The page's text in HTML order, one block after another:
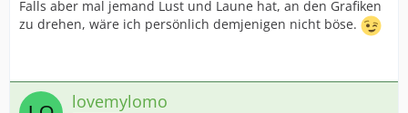
Falls aber mal jemand Lust und Laune hat, an den Grafiken
zu drehen, wäre ich persönlich demjenigen nicht böse.
lovemylomo